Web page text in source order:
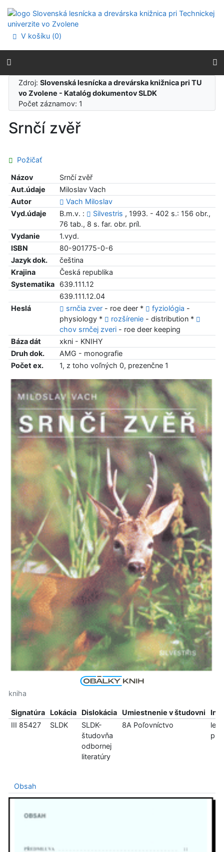
Prejsť na menu
Prehlásenie o webovej prístupnosti
V košíku (0)
Zdroj:Slovenská lesnícka a drevárska knižnica pri TU
vo Zvolene - Katalóg dokumentov SLDK
Počet záznamov: 1
Srnčí zvěř
Požičať
Názov
Srnčí zvěř
Aut.údaje
Miloslav Vach
Autor
Vach Miloslav
Vyd.údaje
B.m.v. : Silvestris , 1993. - 402 s.: 156 obr.,
76 tab., 8 s. far. obr. príl.
Vydanie
1.vyd.
ISBN
80-901775-0-6
Jazyk dok.
čeština
Krajina
Česká republika
Systematika
639.111.12
639.111.12.04
Heslá
srnčia zver- roe deer * fyziológia -
physiology *
rozšírenie- distribution *
chov srnčej zveri- roe deer keeping
Báza dát
xkni - KNIHY
Druh dok.
AMG - monografie
Počet ex.
1, z toho voľných 0, prezenčne 1
kniha
Signatúra Lokácia Dislokácia Umiestnenie v študovni
Info
III 85427
SLDK
SLDK-
študovňa
odbornej
literatúry
8A Poľovníctvo
len
Obsah